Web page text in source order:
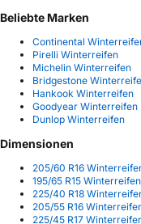
Beliebte Marken
Continental
Pirelli Winterreifen
Michelin Winterreifen
Bridgestone
Hankook Winterreifen
Goodyear Winterreifen
Dunlop Winterreifen
Dimensionen
205/60 R16
195/65 R15 Winterreifen
225/40 R18
205/55 R16
225/45 R17